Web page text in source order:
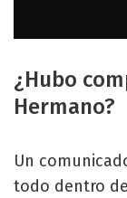
¿Hubo
Hermano?
Un
todo dentro